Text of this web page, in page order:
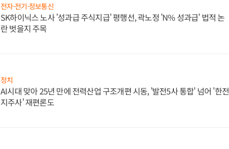
전자·전기·정보통신
SK하이닉스 노사 '성과급 주식지급' 평행선, 곽노정 'N% 성과급' 법적 논
란 벗을지 주목
정치
AI시대 맞아 25년 만에 전력산업 구조개편 시동, '발전5사 통합' 넘어 '한전
지주사' 재편론도